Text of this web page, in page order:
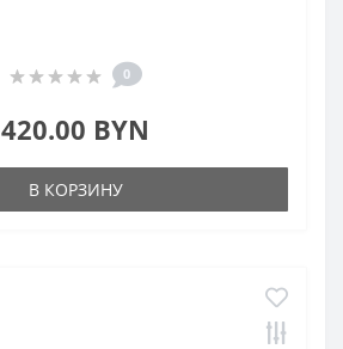
0
420.00 BYN
В КОРЗИНУ